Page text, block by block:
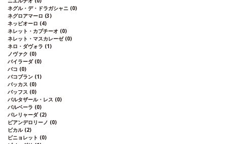
ネグル・デ・ドラガシャニ (0)
ネグロアマーロ (3)
ネッビオーロ (4)
ネレット・カプチーオ (0)
ネレット・マスカレーゼ (0)
ネロ・ダヴォラ (1)
ノヴァク (0)
バイラーダ (0)
バコ (0)
バコブラン (1)
バッカス (0)
バッフス (0)
バルタザール・レス (0)
バルベーラ (0)
パレリャーダ (2)
ピアンデロリーノ (0)
ビカル (2)
ピニョレット (0)